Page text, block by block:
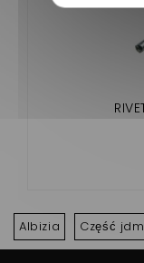
Albizia Część jdm